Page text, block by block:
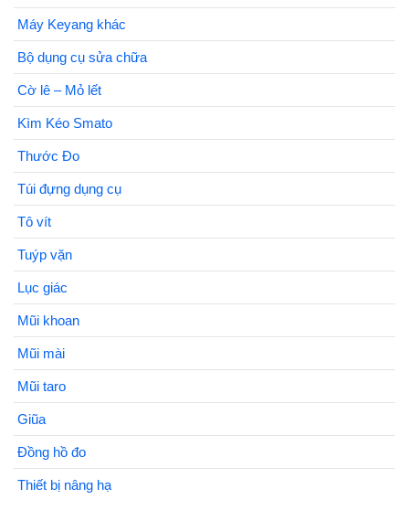
Máy Keyang khác
Bộ dụng cụ sửa chữa
Cờ lê – Mỏ lết
Kìm Kéo Smato
Thước Đo
Túi đựng dụng cụ
Tô vít
Tuýp vặn
Lục giác
Mũi khoan
Mũi mài
Mũi taro
Giũa
Đồng hồ đo
Thiết bị nâng hạ